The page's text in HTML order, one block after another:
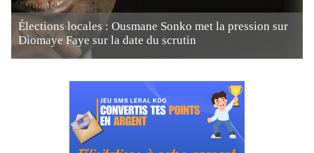
Élections locales : Ousmane Sonko met la pression sur
Diomaye Faye sur la date du scrutin